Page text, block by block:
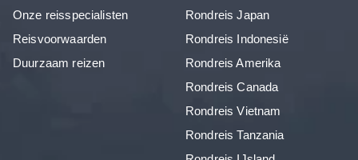
Onze reisspecialisten
Reisvoorwaarden
Duurzaam reizen
Rondreis Japan
Rondreis Indonesië
Rondreis Amerika
Rondreis Canada
Rondreis Vietnam
Rondreis Tanzania